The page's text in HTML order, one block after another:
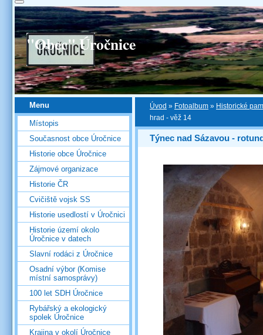
"Obec" Úročnice
Úvod » Fotoalbum » Historické
hrad - věž 14
Týnec nad Sázavou -
Menu
Místopis
Současnost obce Úročnice
Historie obce Úročnice
Zájmové organizace
Historie ČR
Cvičiště vojsk SS
Historie usedlostí v Úročnici
Historie území okolo
Úročnice v datech
Slavní rodáci z Úročnice
Osadní výbor (Komise
místní samosprávy)
100 let SDH Úročnice
Rybářský a ekologický
spolek Úročnice
Krajina v okolí Úročnice